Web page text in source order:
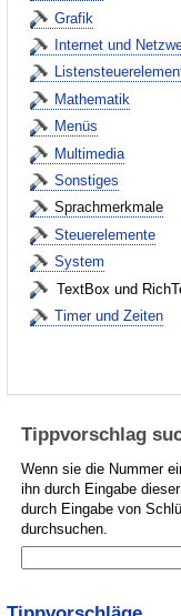
Grafik
Internet und
Mathematik
Menüs
Multimedia
Sonstiges
Sprachmerkmale
Steuerelemente
System
TextBox und
Timer und Zeiten
Tippvorschlag
Wenn sie die Nummer
ihn durch Eingabe
durch Eingabe von
durchsuchen.